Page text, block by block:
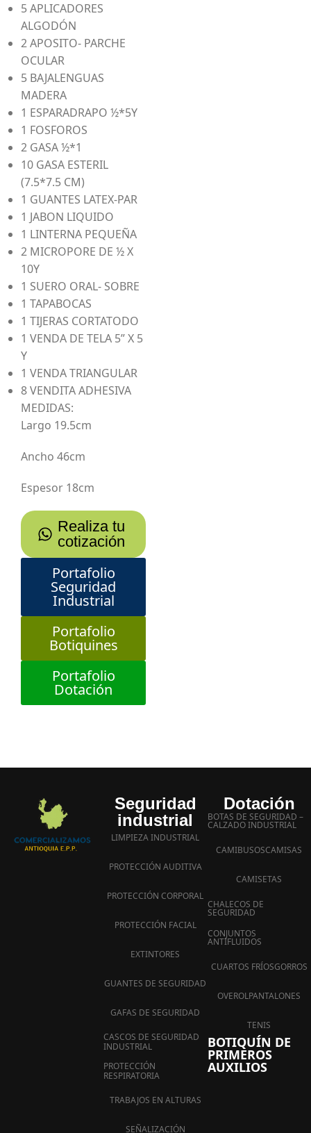
5 APLICADORES
ALGODÓN
2 APOSITO- PARCHE
OCULAR
5 BAJALENGUAS
MADERA
1 ESPARADRAPO ½*5Y
1 FOSFOROS
2 GASA ½*1
10 GASA ESTERIL
(7.5*7.5 CM)
1 GUANTES LATEX-PAR
1 JABON LIQUIDO
1 LINTERNA PEQUEÑA
2 MICROPORE DE ½ X
10Y
1 SUERO ORAL- SOBRE
1 TAPABOCAS
1 TIJERAS CORTATODO
1 VENDA DE TELA 5” X 5
Y
1 VENDA TRIANGULAR
8 VENDITA ADHESIVA
MEDIDAS:
Largo 19.5cm
Ancho 46cm
Espesor 18cm
Realiza tu
cotización
Portafolio
Seguridad
Industrial
Portafolio
Botiquines
Portafolio
Dotación
Seguridad
industrial
LIMPIEZA INDUSTRIAL
PROTECCIÓN AUDITIVA
PROTECCIÓN CORPORAL
PROTECCIÓN FACIAL
EXTINTORES
GUANTES DE SEGURIDAD
GAFAS DE SEGURIDAD
CASCOS DE SEGURIDAD
INDUSTRIAL
PROTECCIÓN
RESPIRATORIA
TRABAJOS EN ALTURAS
SEÑALIZACIÓN
Dotación
BOTAS DE SEGURIDAD –
CALZADO INDUSTRIAL
CAMIBUSOSCAMISAS
CAMISETAS
CHALECOS DE
SEGURIDAD
CONJUNTOS
ANTIFLUIDOS
CUARTOS FRÍOSGORROS
OVEROLPANTALONES
TENIS
BOTIQUÍN DE
PRIMEROS
AUXILIOS